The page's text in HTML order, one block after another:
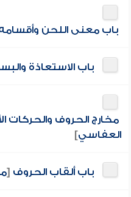
باب معنى اللحن
باب الاستعاذة
مخارج الحروف والحركات
العفاسي]
باب ألقاب الحروف [